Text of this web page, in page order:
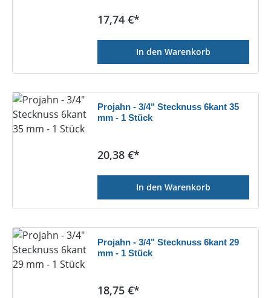
Regulärer Preis:
17,74 €*
In den Warenkorb
Projahn - 3/4" Stecknuss 6kant 35
mm - 1 Stück
Regulärer Preis:
20,38 €*
In den Warenkorb
Projahn - 3/4" Stecknuss 6kant 29
mm - 1 Stück
Regulärer Preis:
18,75 €*